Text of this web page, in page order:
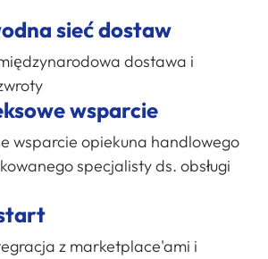
sieć dostaw
dostawa i
wsparcie
wsparcie opiekuna handlowego
specjalisty ds. obsługi
z marketplace'ami i